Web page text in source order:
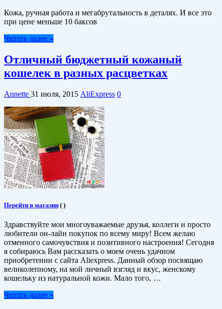
Кожа, ручная работа и мегабрутальность в деталях. И все это
при цене меньше 10 баксов
Читать далее »
Отличный бюджетный кожаный
кошелек в разных расцветках
Annette 31 июля, 2015 AliExpress 0
Перейти в магазин ( )
Здравствуйте мои многоуважаемые друзья, коллеги и просто
любители он-лайн покупок по всему миру! Всем желаю
отменного самочувствия и позитивного настроения! Сегодня
я собираюсь Вам рассказать о моем очень удачном
приобретении с сайта Aliexpress. Данный обзор посвящаю
великолепному, на мой личный взгляд и вкус, женскому
кошельку из натуральной кожи. Мало того, …
Читать далее »